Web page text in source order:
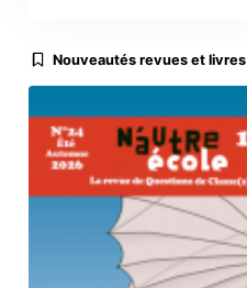
Nouveautés revues et livres